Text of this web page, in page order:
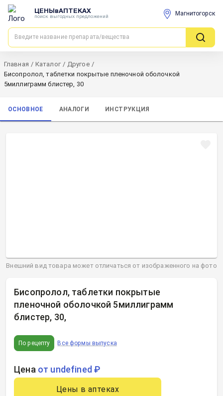
ЦЕНЫвАПТЕКАХ
поиск выгодных предложений Магнитогорск
Главная / Каталог / Другое /
Бисопролол, таблетки покрытые пленочной оболочкой
5миллиграмм блистер, 30
ОСНОВНОЕ АНАЛОГИ ИНСТРУКЦИЯ
Бисопролол, таблетки покрытые
пленочной оболочкой 5миллиграмм
блистер, 30,
По рецепту Все формы выпуска
Цена от undefined ₽
Цены в аптеках
Внешний вид товара может отличаться от изображенного на фото